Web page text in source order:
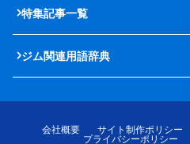
特集記事一覧
ジム関連用語辞典
会社概要 サイト制作ポリシー
プライバシーポリシー